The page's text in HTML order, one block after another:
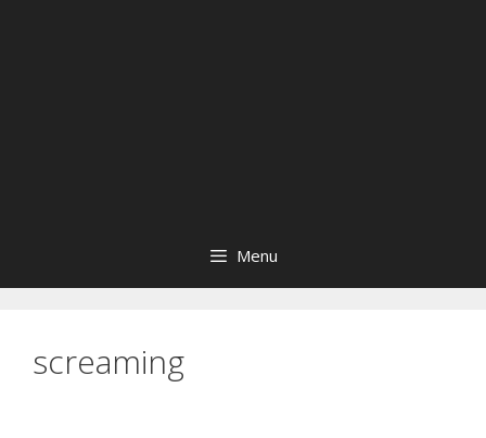
Menu
screaming